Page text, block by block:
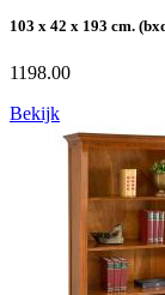
103 x 42 x 193 cm.
1198.00
Bekijk